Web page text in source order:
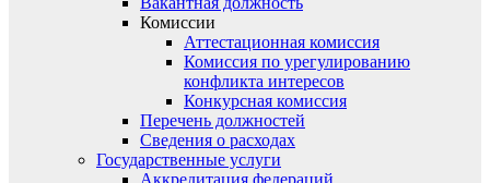
Комиссии
Аттестационная комиссия
Комиссия по урегулированию
конфликта интересов
Конкурсная комиссия
Перечень должностей
Сведения о расходах
Государственные услуги
Аккредитация федераций